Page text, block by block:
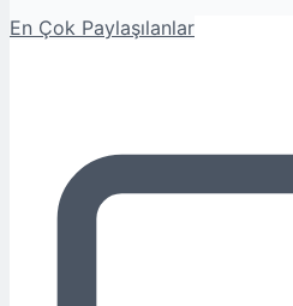
En Çok Paylaşılanlar